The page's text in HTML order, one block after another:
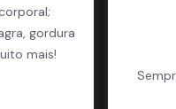
gordura
mais!